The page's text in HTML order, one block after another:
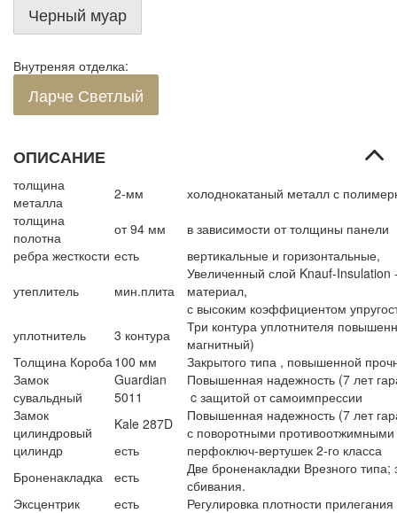
Черный муар
Внутреняя отделка:
Ларче Светлый
ОПИСАНИЕ
толщина
металла
2-мм
холоднокатаный металл с
толщина
полотна
от 94 мм
в зависимости от толщины панели
ребра жесткости есть
вертикальные и горизонтальные,
утеплитель
мин.плита
Увеличенный слой Knauf-Insulation
материал,
с высоким коэффициентом
уплотнитель
3 контура
Три контура уплотнителя
магнитный)
Толщина Короба100 мм
Закрытого типа , повышенной
Замок
сувальдный
Guardian
5011
Повышенная надежность (7 лет
c защитой от самоимпрессии
Замок
цилиндровый
Kale 287D
Повышенная надежность (7 лет
с поворотными
цилиндр
есть
перфоключ-вертушек 2-го класса
Броненакладка
есть
Две броненакладки Врезного
сбивания.
Эксцентрик
есть Регулировка плотности прилегания